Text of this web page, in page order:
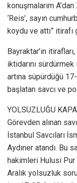
konuşmalarım
‘Reis’, sayın
koydu ve attı”
Bayraktar’ın
iktidarını sürdürmek
artına süpürdüğü
başlatan savcı ve
YOLSUZLUĞU
Görevden alınan
İstanbul Savcıları
Aydıner atandı. Bu
hakimleri Hulusi Pur
Aralık yolsuzluk